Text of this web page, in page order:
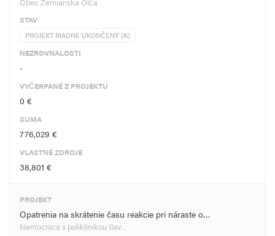
STAV
PROJEKT RIADNE UKONČENÝ (K)
NEZROVNALOSTI
-
VYČERPANÉ Z PROJEKTU
0 €
SUMA
776,029 €
VLASTNÉ ZDROJE
38,801 €
PROJEKT
Opatrenia na skrátenie času reakcie pri náraste o…
Nemocnica s poliklinikou Ilav…